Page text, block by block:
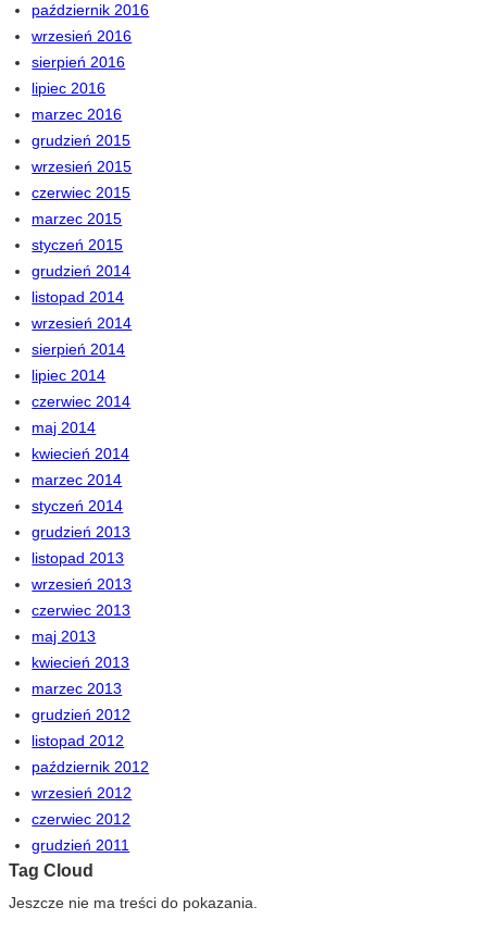
październik 2016
wrzesień 2016
sierpień 2016
lipiec 2016
marzec 2016
grudzień 2015
wrzesień 2015
czerwiec 2015
marzec 2015
styczeń 2015
grudzień 2014
listopad 2014
wrzesień 2014
sierpień 2014
lipiec 2014
czerwiec 2014
maj 2014
kwiecień 2014
marzec 2014
styczeń 2014
grudzień 2013
listopad 2013
wrzesień 2013
czerwiec 2013
maj 2013
kwiecień 2013
marzec 2013
grudzień 2012
listopad 2012
październik 2012
wrzesień 2012
czerwiec 2012
grudzień 2011
Tag Cloud
Jeszcze nie ma treści do pokazania.